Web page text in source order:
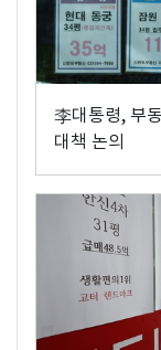
李대통령, 부
대책 논의